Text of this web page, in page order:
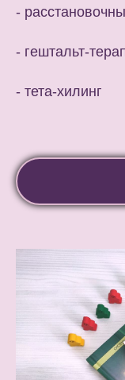
-
- гештальт-
- тета-хилинг